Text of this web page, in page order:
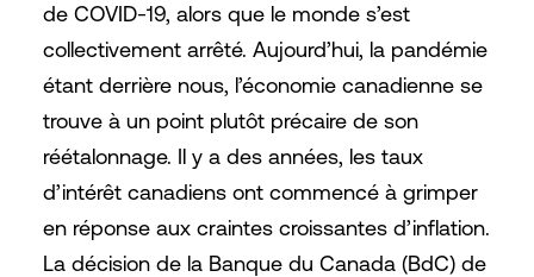
de COVID-19, alors que le monde s’est
collectivement arrêté. Aujourd’hui, la pandémie
étant derrière nous, l’économie canadienne se
trouve à un point plutôt précaire de son
réétalonnage. Il y a des années, les taux
d’intérêt canadiens ont commencé à grimper
en réponse aux craintes croissantes d’inflation.
La décision de la Banque du Canada (BdC) de